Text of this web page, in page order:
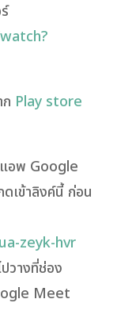
Play store
อพ Google
เข้าลิงค์นี้ ก่อน
zeyk-hvr
วางที่ช่อง
Meet